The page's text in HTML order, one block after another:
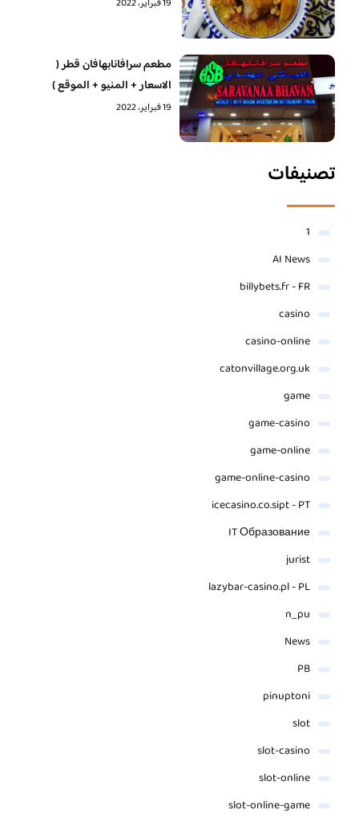
19 فبراير، 2022
مطعم سرافانابهافان قطر (
الاسعار + المنيو + الموقع )
19 فبراير، 2022
تصنيفات
1
AI News
billybets.fr - FR
casino
casino-online
catonvillage.org.uk
game
game-casino
game-online
game-online-casino
icecasino.co.sipt - PT
IT Образование
jurist
lazybar-casino.pl - PL
n_pu
News
PB
pinuptoni
slot
slot-casino
slot-online
slot-online-game